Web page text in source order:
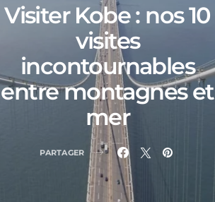
Visiter Kobe : nos 10
visites
incontournables
entre montagnes et
mer
PARTAGER